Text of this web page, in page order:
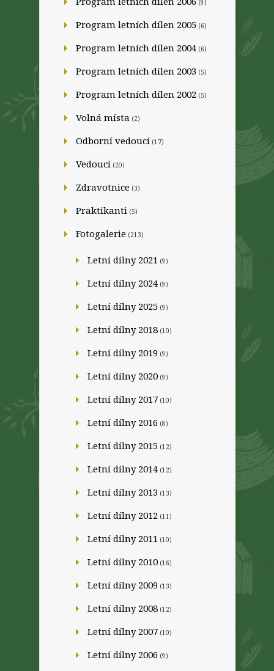
(9)
Program letních dílen 2005 (6)
Program letních dílen 2004 (6)
Program letních dílen 2003 (5)
Program letních dílen 2002 (5)
Volná místa (2)
Odborní vedoucí (17)
Vedoucí (20)
Zdravotnice (3)
Praktikanti (5)
Fotogalerie (213)
Letní dílny 2021 (9)
Letní dílny 2024 (9)
Letní dílny 2025 (9)
Letní dílny 2018 (10)
Letní dílny 2019 (9)
Letní dílny 2020 (9)
Letní dílny 2017 (10)
Letní dílny 2016 (8)
Letní dílny 2015 (12)
Letní dílny 2014 (12)
Letní dílny 2013 (13)
Letní dílny 2012 (11)
Letní dílny 2011 (10)
Letní dílny 2010 (16)
Letní dílny 2009 (13)
Letní dílny 2008 (12)
Letní dílny 2007 (10)
Letní dílny 2006 (9)